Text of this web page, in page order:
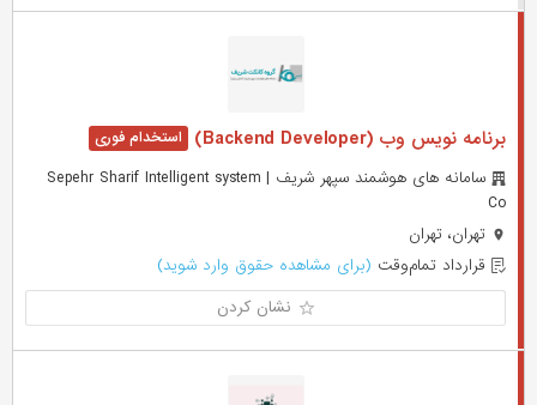
برنامه نویس وب (Backend Developer)
سامانه های هوشمند سپهر شریف | Sepehr Sharif Intelligent system
Co
تهران، تهران
قرارداد تمام‌وقت (برای مشاهده حقوق وارد شوید)
نشان کردن